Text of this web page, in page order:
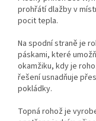
prohřátí dlažby v
pocit tepla.
Na spodní straně je
páskami, které
okamžiku, kdy je
řešení usnadňuje
pokládky.
Topná rohož je